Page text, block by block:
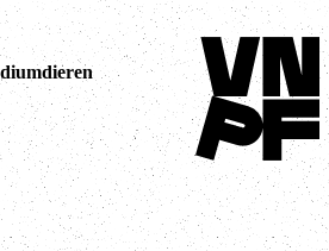
Terug naar